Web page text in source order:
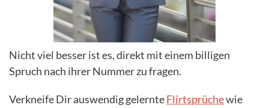
Nicht viel besser ist es, direkt mit einem billigen
Spruch nach ihrer Nummer zu fragen.
Verkneife Dir auswendig gelernteFlirtsprüchewie